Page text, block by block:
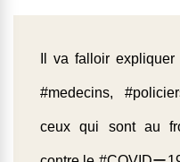
Il va falloir
#medecins,
ceux qui sont au